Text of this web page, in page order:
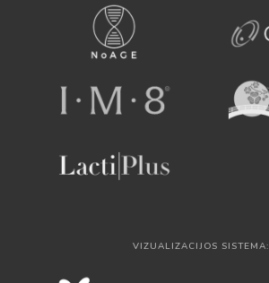
VIZUALIZACIJOS SISTEMA: